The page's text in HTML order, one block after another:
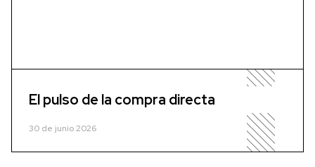
El pulso de la compra directa
30 de junio 2026